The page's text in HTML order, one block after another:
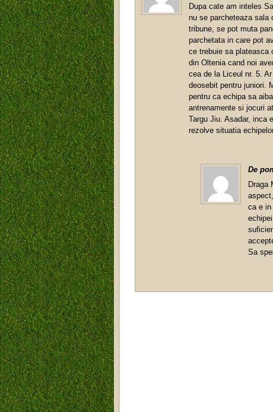
Dupa cate am inteles
nu se parcheteaza sala
tribune, se pot muta
parchetata in care pot
ce trebuie sa plateasca
din Oltenia cand noi
cea de la Liceul nr. 5.
deosebit pentru juniori.
pentru ca echipa sa
antrenamente si jocuri
Targu Jiu. Asadar, inca
rezolve situatia
De
Draga
ca e in
Sa